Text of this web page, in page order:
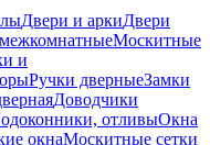
Двери и аркиДвери
Москитные
и
Ручки дверныеЗамки
Доводчики
отливыОкна
окнаМоскитные сетки